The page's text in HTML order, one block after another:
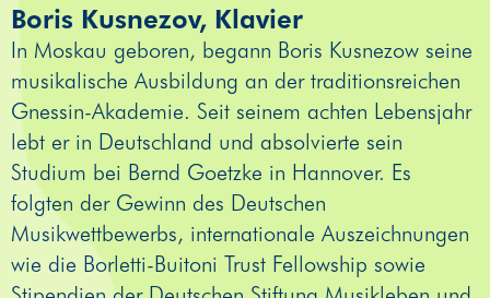
Boris Kusnezov, Klavier
In Moskau geboren, begann Boris Kusnezow seine
musikalische Ausbildung an der traditionsreichen
Gnessin-Akademie. Seit seinem achten Lebensjahr
lebt er in Deutschland und absolvierte sein
Studium bei Bernd Goetzke in Hannover. Es
folgten der Gewinn des Deutschen
Musikwettbewerbs, internationale Auszeichnungen
wie die Borletti-Buitoni Trust Fellowship sowie